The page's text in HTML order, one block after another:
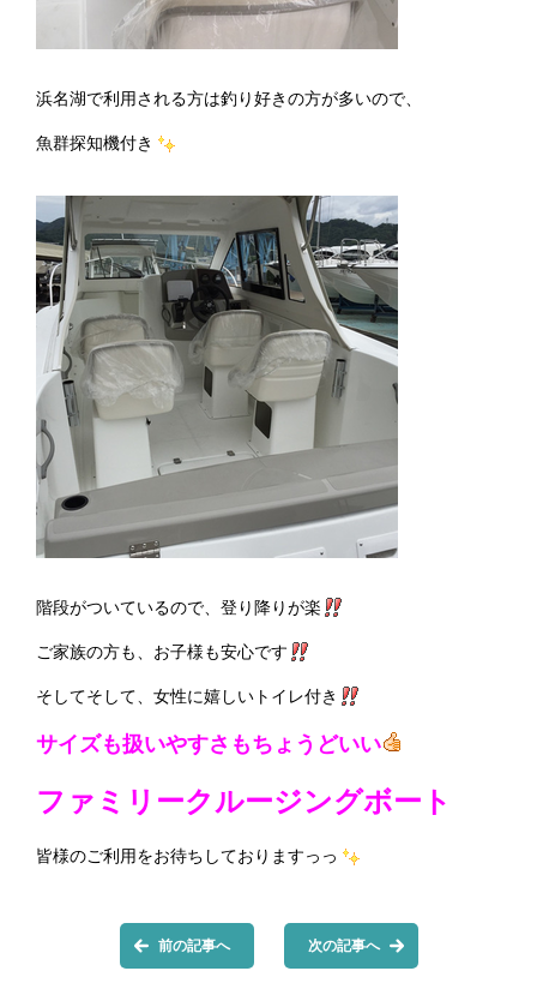
浜名湖で利用される方は釣り好きの方が多いので、
魚群探知機付き
階段がついているので、登り降りが楽
ご家族の方も、お子様も安心です
そしてそして、女性に嬉しいトイレ付き
サイズも扱いやすさもちょうどいい
ファミリークルージングボート
皆様のご利用をお待ちしておりますっっ
前の記事へ 次の記事へ